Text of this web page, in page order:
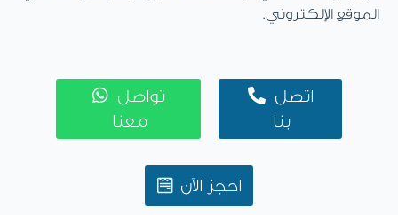
الموقع الإلكتروني.
 تواصل
معنا
 اتصل
بنا
احجز الآن